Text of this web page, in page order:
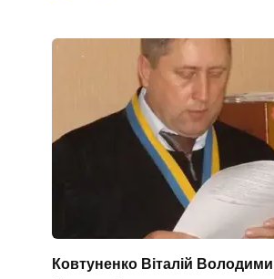
Ковтуненко Віталій